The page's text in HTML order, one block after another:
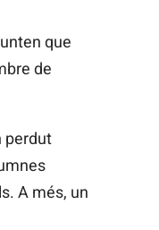
que
de
perdut
A més, un